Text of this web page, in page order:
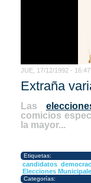
JUE, 17/12/1992 - 16:47
Extraña
Las
comicios
la mayor...
Etiquetas:
candidatos
Elecciones
Categorías: